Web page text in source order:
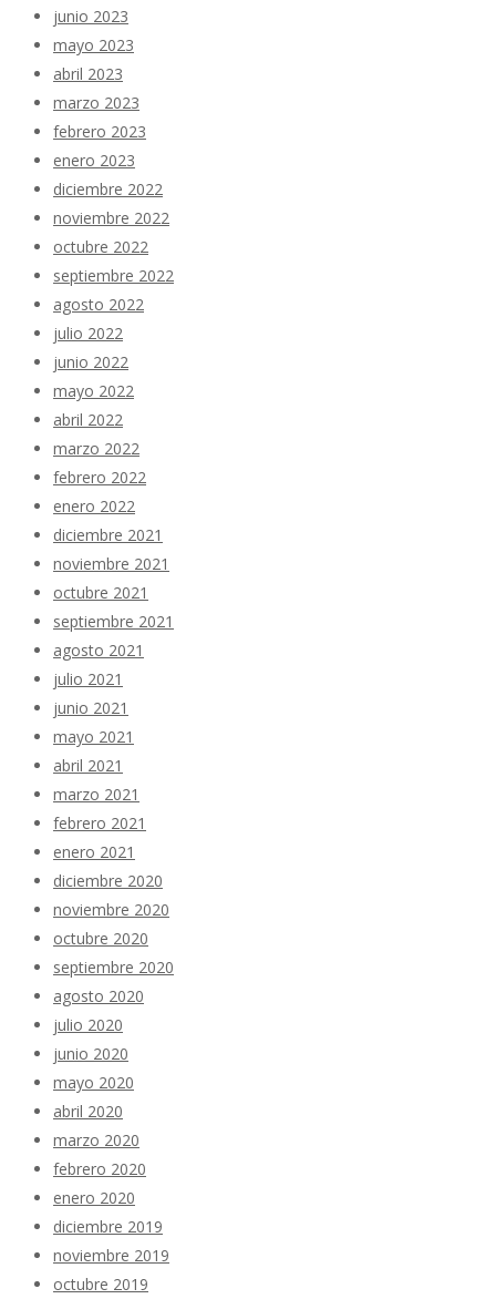
junio 2023
mayo 2023
abril 2023
marzo 2023
febrero 2023
enero 2023
diciembre 2022
noviembre 2022
octubre 2022
septiembre 2022
agosto 2022
julio 2022
junio 2022
mayo 2022
abril 2022
marzo 2022
febrero 2022
enero 2022
diciembre 2021
noviembre 2021
octubre 2021
septiembre 2021
agosto 2021
julio 2021
junio 2021
mayo 2021
abril 2021
marzo 2021
febrero 2021
enero 2021
diciembre 2020
noviembre 2020
octubre 2020
septiembre 2020
agosto 2020
julio 2020
junio 2020
mayo 2020
abril 2020
marzo 2020
febrero 2020
enero 2020
diciembre 2019
noviembre 2019
octubre 2019